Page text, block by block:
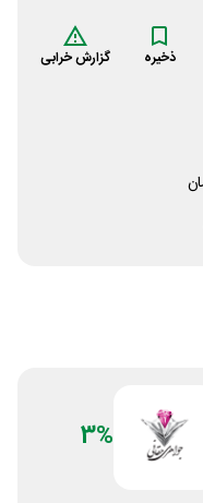
ذخیره گزارش خرابی
3%